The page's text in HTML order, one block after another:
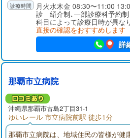
月火水木金 08:30〜11:00
診 紹介制､一部診療科予約
科目によって診療日時が異な
直接の確認をおすすめします
詳
那覇市立病院
沖縄県那覇市古島2丁目31-1
ゆいレール 市立病院前駅 徒歩1分
那覇市立病院は、地域住民の皆様が健